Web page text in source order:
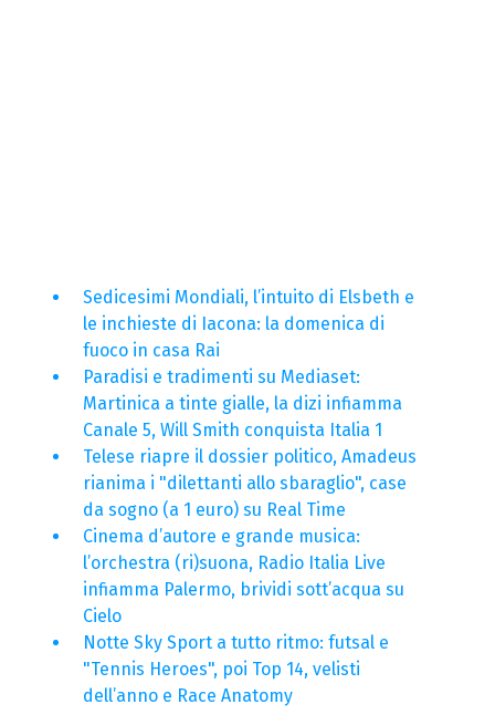
Sedicesimi Mondiali, l’intuito di Elsbeth e
le inchieste di Iacona: la domenica di
fuoco in casa Rai
Paradisi e tradimenti su Mediaset:
Martinica a tinte gialle, la dizi infiamma
Canale 5, Will Smith conquista Italia 1
Telese riapre il dossier politico, Amadeus
rianima i "dilettanti allo sbaraglio", case
da sogno (a 1 euro) su Real Time
Cinema d’autore e grande musica:
l’orchestra (ri)suona, Radio Italia Live
infiamma Palermo, brividi sott’acqua su
Cielo
Notte Sky Sport a tutto ritmo: futsal e
"Tennis Heroes", poi Top 14, velisti
dell’anno e Race Anatomy